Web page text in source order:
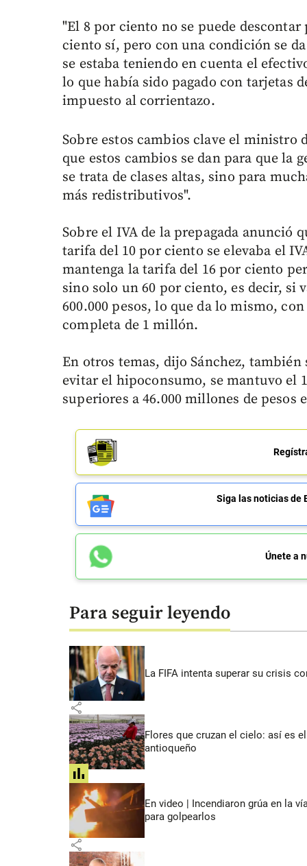
"El 8 por ciento no se puede
ciento sí, pero con una condición se
se estaba teniendo en cuenta el
lo que había sido pagado con tarjetas
impuesto al corrientazo.
Sobre estos cambios clave el ministro
que estos cambios se dan para que la
se trata de clases altas, sino para
más redistributivos".
Sobre el IVA de la prepagada anunció
tarifa del 10 por ciento se elevaba el
mantenga la tarifa del 16 por ciento
sino solo un 60 por ciento, es decir, si
600.000 pesos, lo que da lo mismo,
completa de 1 millón.
En otros temas, dijo Sánchez,
evitar el hipoconsumo, se mantuvo el
superiores a 46.000 millones de pesos
Siga las noticias de
Únete a
Para seguir leyendo
La FIFA intenta superar su crisis
share
Flores que cruzan el cielo: así es
antioqueño
share
En video | Incendiaron grúa en la
para golpearlos
share